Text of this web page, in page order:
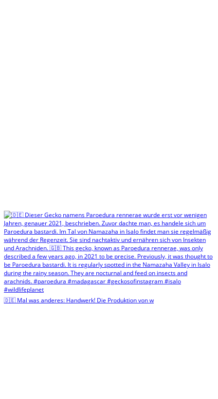
🇩🇪 Mal was anderes: Handwerk! Die Produktion von w